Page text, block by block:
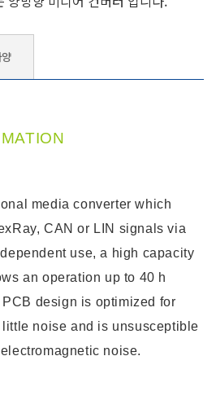
media converter which
CAN or LIN signals via
use, a high capacity
an operation up to 40 h
design is optimized for
little noise and is unsusceptible
noise.